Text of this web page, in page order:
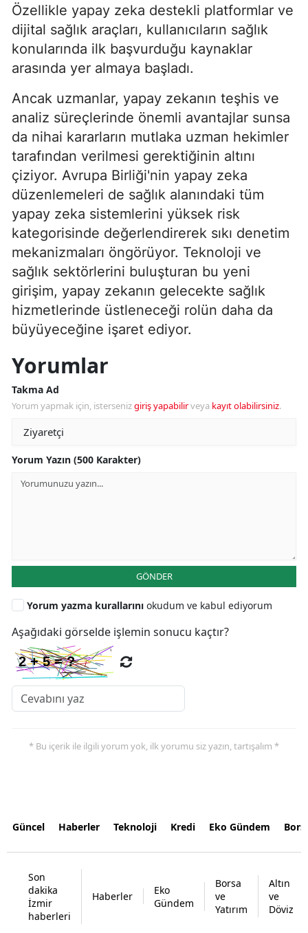
Özellikle yapay zeka destekli platformlar ve
dijital sağlık araçları, kullanıcıların sağlık
konularında ilk başvurduğu kaynaklar
arasında yer almaya başladı.
Ancak uzmanlar, yapay zekanın teşhis ve
analiz süreçlerinde önemli avantajlar sunsa
da nihai kararların mutlaka uzman hekimler
tarafından verilmesi gerektiğinin altını
çiziyor. Avrupa Birliği'nin yapay zeka
düzenlemeleri de sağlık alanındaki tüm
yapay zeka sistemlerini yüksek risk
kategorisinde değerlendirerek sıkı denetim
mekanizmaları öngörüyor. Teknoloji ve
sağlık sektörlerini buluşturan bu yeni
girişim, yapay zekanın gelecekte sağlık
hizmetlerinde üstleneceği rolün daha da
büyüyeceğine işaret ediyor.
Yorumlar
Takma Ad
Yorum yapmak için, istersenizgiriş yapabilirveya kayıt olabilirsiniz.
Yorum Yazın (500 Karakter)
GÖNDER
Yorum yazma kurallarını okudum ve kabul ediyorum
Aşağıdaki görselde işlemin sonucu kaçtır?
* Bu içerik ile ilgili yorum yok, ilk yorumu siz yazın, tartışalım *
Güncel Haberler Teknoloji Kredi Eko Gündem
Son
dakika
İzmir
haberleri
Haberler
Eko
Gündem
Borsa
ve
Yatırım
Altın
ve
Döviz